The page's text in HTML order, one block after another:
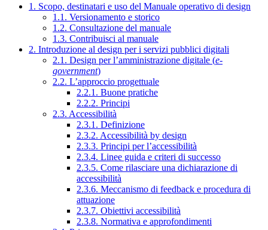
1. Scopo, destinatari e uso del Manuale operativo di design
1.1. Versionamento e storico
1.2. Consultazione del manuale
1.3. Contribuisci al manuale
2. Introduzione al design per i servizi pubblici digitali
2.1. Design per l’amministrazione digitale (e-
government)
2.2. L’approccio progettuale
2.2.1. Buone pratiche
2.2.2. Principi
2.3. Accessibilità
2.3.1. Definizione
2.3.2. Accessibilità by design
2.3.3. Principi per l’accessibilità
2.3.4. Linee guida e criteri di successo
2.3.5. Come rilasciare una dichiarazione di
accessibilità
2.3.6. Meccanismo di feedback e procedura di
attuazione
2.3.7. Obiettivi accessibilità
2.3.8. Normativa e approfondimenti